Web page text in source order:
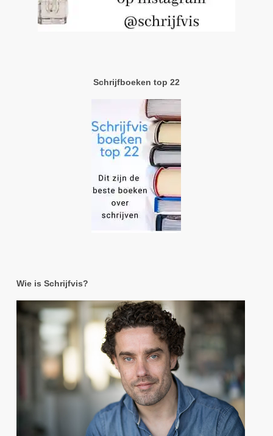
Schrijfboeken top 22
Wie is Schrijfvis?